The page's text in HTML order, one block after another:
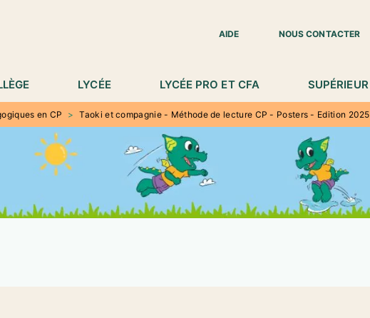
AIDE
NOUS CONTACTER
LYCÉE LYCÉE PRO ET CFA SUPÉRIEUR
en CP > Taoki et compagnie - Méthode de lecture CP - Posters - Edition 2025